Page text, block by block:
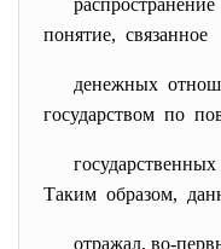
понятие, связанное
денежных
государством по
Таким образом,
отражал, во-